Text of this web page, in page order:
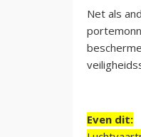
Net als
Even dit: